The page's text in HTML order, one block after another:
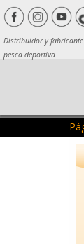
Distribuidor y
pesca deportiva